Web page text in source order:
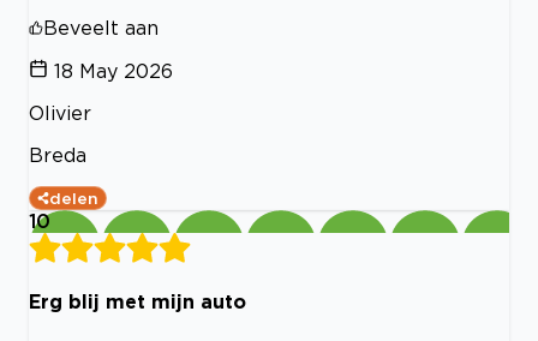
Beveelt aan
18 May 2026
Olivier
Breda
delen
10
Erg blij met mijn auto